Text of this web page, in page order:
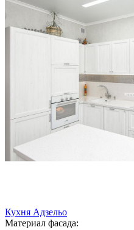
Кухня Адзельо
Материал фасада: